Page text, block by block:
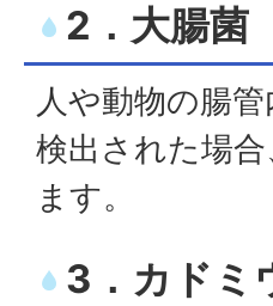
2．大腸菌
人や動物の腸
検出された場
ます。
3．カドミ